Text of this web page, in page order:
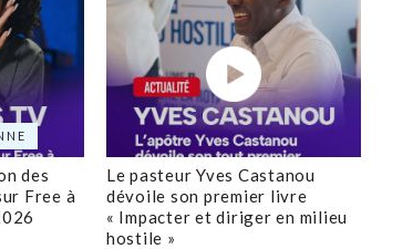
des
Free à
Le pasteur Yves Castanou
dévoile son premier livre
« Impacter et diriger en milieu
hostile »